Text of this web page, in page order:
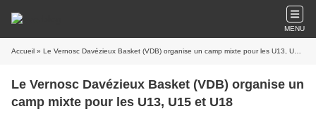
MENU
Accueil » Le Vernosc Davézieux Basket (VDB) organise un camp mixte pour les U13, U15 et U18
Le Vernosc Davézieux Basket (VDB) organise un
camp mixte pour les U13, U15 et U18